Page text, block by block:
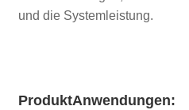
und die Systemleistung.
ProduktAnwendungen: